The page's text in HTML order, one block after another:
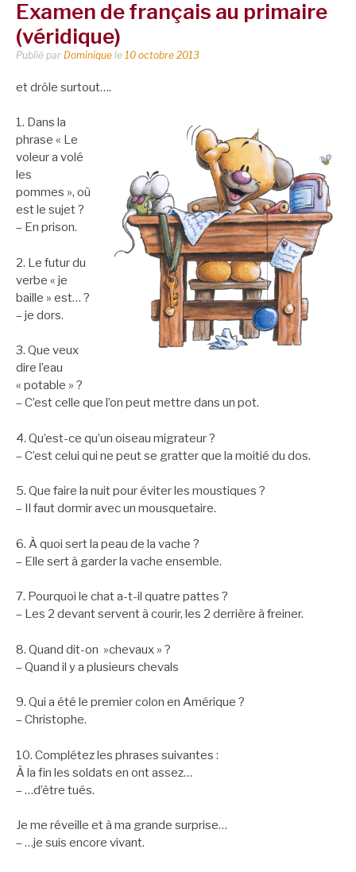
Examen de français au primaire
(véridique)
Publié par Dominique le 10 octobre 2013
et drôle surtout….
1. Dans la
phrase « Le
voleur a volé
les
pommes », où
est le sujet ?
– En prison.
2. Le futur du
verbe « je
baille » est… ?
– je dors.
3. Que veux
dire l’eau
« potable » ?
– C’est celle que l’on peut mettre dans un pot.
4. Qu’est-ce qu’un oiseau migrateur ?
– C’est celui qui ne peut se gratter que la moitié du dos.
5. Que faire la nuit pour éviter les moustiques ?
– Il faut dormir avec un mousquetaire.
6. À quoi sert la peau de la vache ?
– Elle sert à garder la vache ensemble.
7. Pourquoi le chat a-t-il quatre pattes ?
– Les 2 devant servent à courir, les 2 derrière à freiner.
8. Quand dit-on »chevaux » ?
– Quand il y a plusieurs chevals
9. Qui a été le premier colon en Amérique ?
– Christophe.
10. Complétez les phrases suivantes :
À la fin les soldats en ont assez…
– …d’être tués.
Je me réveille et à ma grande surprise…
– …je suis encore vivant.